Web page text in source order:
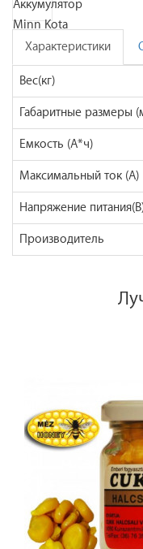
Характеристики
Вес(кг)
Габаритные размеры
Емкость (А*ч)
Максимальный ток (A)
Напряжение
Производитель